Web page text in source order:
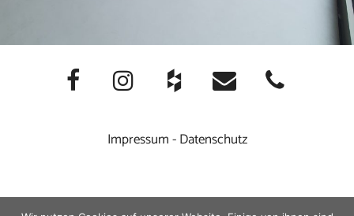
Impressum-Datenschutz